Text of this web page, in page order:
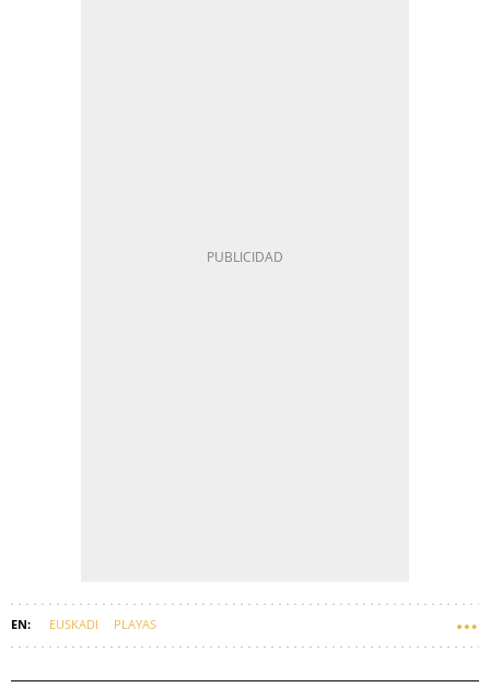
EUSKADI PLAYAS